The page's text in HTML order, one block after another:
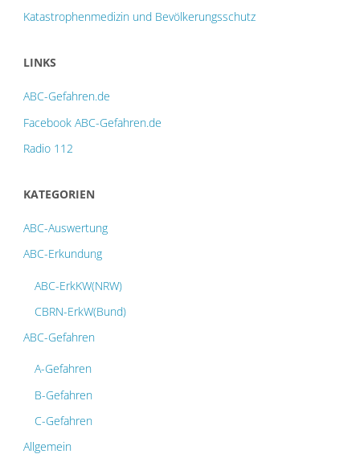
Katastrophenmedizin und Bevölkerungsschutz
LINKS
ABC-Gefahren.de
Facebook ABC-Gefahren.de
Radio 112
KATEGORIEN
ABC-Auswertung
ABC-Erkundung
ABC-ErkKW(NRW)
CBRN-ErkW(Bund)
ABC-Gefahren
A-Gefahren
B-Gefahren
C-Gefahren
Allgemein